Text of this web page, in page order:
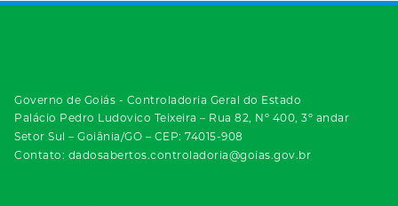
Governo de Goiás - Controladoria Geral do Estado
Palácio Pedro Ludovico Teixeira – Rua 82, Nº 400, 3º andar
Setor Sul – Goiânia/GO – CEP: 74015-908
Contato: dadosabertos.controladoria@goias.gov.br